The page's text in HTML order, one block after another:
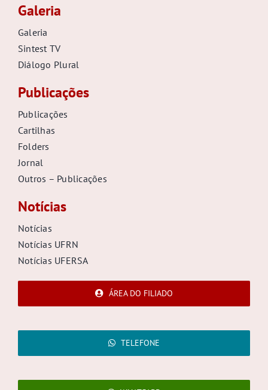
Galeria
Galeria
Sintest TV
Diálogo Plural
Publicações
Publicações
Cartilhas
Folders
Jornal
Outros – Publicações
Notícias
Notícias
Notícias UFRN
Notícias UFERSA
ÁREA DO FILIADO
TELEFONE